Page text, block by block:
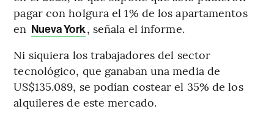
pagar con holgura el 1% de los apartamentos
en Nueva York, señala el informe.
Ni siquiera los trabajadores del sector
tecnológico, que ganaban una media de
US$135.089, se podían costear el 35% de los
alquileres de este mercado.